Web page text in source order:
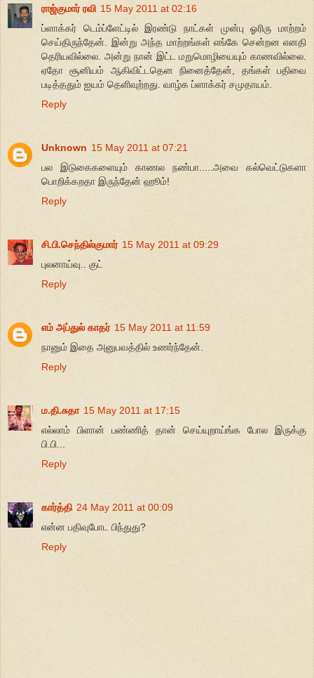
ராஜ்குமார் ரவி 15 May 2011 at 02:16
ப்ளாக்கர் டெம்ப்ளேட்டில் இரண்டு நாட்கள் முன்பு ஓரிரு மாற்றம்
செய்திருந்தேன். இன்று அந்த மாற்றங்கள் எங்கே சென்றன எனதி
தெரியவில்லை. அன்று நான் இட்ட மறுமொழியையும் காணவில்லை.
ஏதோ சூனியம் ஆகிவிட்டதென நினைத்தேன், தங்கள் பதிவை
படித்ததும் ஐயம் தெளிவுற்றது. வாழ்க ப்ளாக்கர் சமுதாயம்.
Reply
Unknown 15 May 2011 at 07:21
பல இடுகைகளையும் காணல நண்பா.....அவை கல்வெட்டுகளா
பொறிக்கறதா இருந்தேன் ஹூம்!
Reply
சி.பி.செந்தில்குமார் 15 May 2011 at 09:29
புலனாய்வு.. குட்
Reply
எம் அப்துல் காதர் 15 May 2011 at 11:59
நானும் இதை அனுபவத்தில் உணர்ந்தேன்.
Reply
ம.தி.சுதா 15 May 2011 at 17:15
எல்லாம் பிளான் பண்ணித் தான் செய்யுறாய்ங்க போல இருக்கு
பி.பி...
Reply
கார்த்தி 24 May 2011 at 00:09
என்ன பதிவுபோட பிந்துது?
Reply